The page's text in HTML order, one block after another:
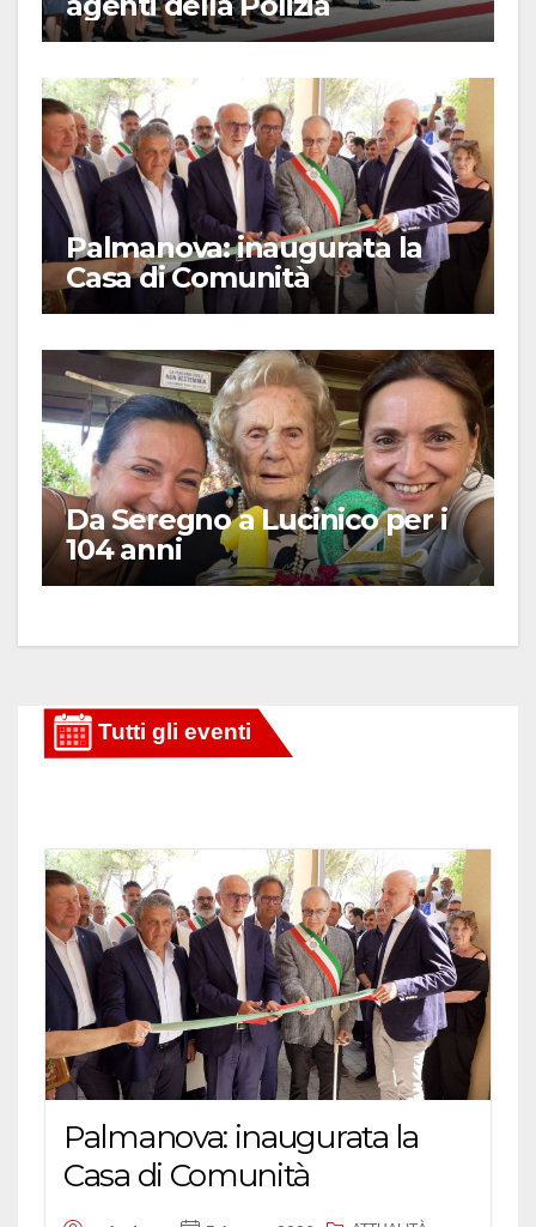
Palmanova: inaugurata la
Casa di Comunità
Da Seregno a Lucinico per i
104 anni
Palmanova: inaugurata la
Casa di Comunità